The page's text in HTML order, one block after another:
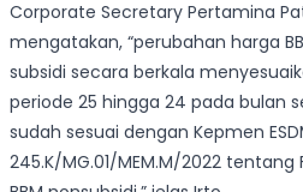
Corporate Secretary Pertamina
mengatakan, “perubahan harga
subsidi secara berkala
periode 25 hingga 24 pada bulan
sudah sesuai dengan Kepmen
245.K/MG.01/MEM.M/2022 tentang